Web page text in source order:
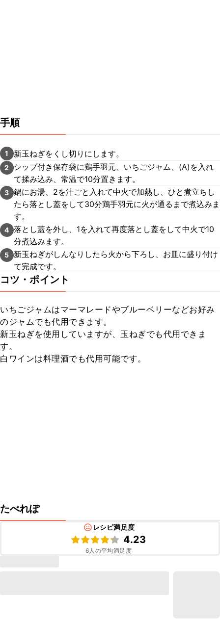
手順
1 新玉ねぎをくし切りにします。
2
シップ付き保存袋に鶏手羽元、いちごジャム、(A)を入れ
て揉み込み、常温で10分置きます。
3 鍋にお湯、2を汁ごと入れて中火で加熱し、ひと煮立ちし
たら落とし蓋をして30分鶏手羽元に火が通るまで煮込みま
す。
4 落とし蓋を外し、1を入れて再度落とし蓋をして中火で10
分煮込みます。
5
新玉ねぎがしんなりしたら火から下ろし、お皿に盛り付け
て完成です。
コツ・ポイント
いちごジャムはマーマレードやブルーベリーなどお好み
のジャムでも代用できます。
新玉ねぎを使用していますが、玉ねぎでも代用できま
す。
白ワインは料理酒でも代用可能です。
たべれぽ
レシピ満足度
4.23
6人の平均満足度